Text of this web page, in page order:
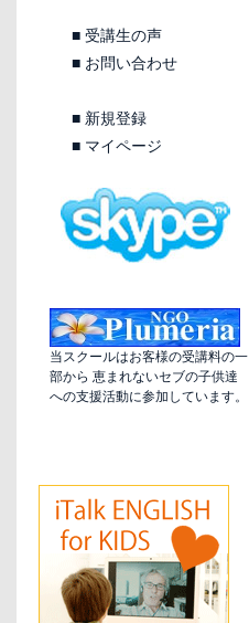
■ 受講生の声
■ お問い合わせ
■ 新規登録
■ マイページ
当スクールはお客様の受講料の一
部から 恵まれないセブの子供達
への支援活動に参加しています。